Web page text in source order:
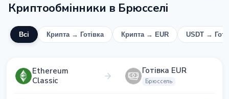
Криптообмінники в Брюсселі
Всі Крипта → Готівка Крипта → EUR USDT →
Ethereum
Classic
Готівка EUR
Брюссель